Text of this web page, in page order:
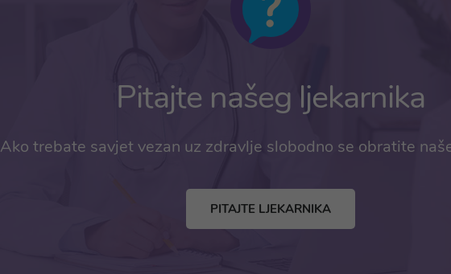
Pitajte našeg ljekarnika
Ako trebate savjet vezan uz zdravlje slobodno se obratite
PITAJTE LJEKARNIKA